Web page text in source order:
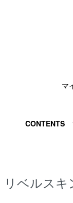
CONTENTS
マ
リベルス